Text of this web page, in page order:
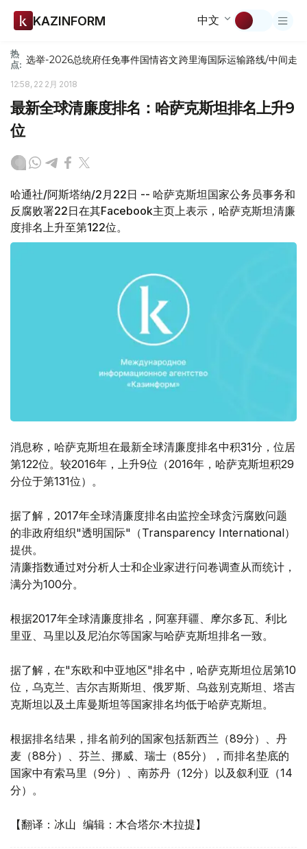
KAZINFORM 中文
热
点: 选举-2026总统府任免事件国情咨文跨里海国际运输路线/中间走廊
12:58, 22 2月 2018
最新全球清廉度排名：哈萨克斯坦排名上升9
位
哈通社/阿斯塔纳/2月22日 -- 哈萨克斯坦国家公务员事务和
反腐败署22日在其Facebook主页上表示，哈萨克斯坦清廉
度排名上升至第122位。
消息称，哈萨克斯坦在最新全球清廉度排名中积31分，位居
第122位。较2016年，上升9位（2016年，哈萨克斯坦积29
分位于第131位）。
据了解，2017年全球清廉度排名由监控全球贪污腐败问题
的非政府组织"透明国际"（Transparency International）
提供。
清廉指数通过对分析人士和企业家进行问卷调查从而统计，
满分为100分。
根据2017年全球清廉度排名，阿塞拜疆、摩尔多瓦、利比
里亚、马里以及尼泊尔等国家与哈萨克斯坦排名一致。
据了解，在"东欧和中亚地区"排名中，哈萨克斯坦位居第10
位，乌克兰、吉尔吉斯斯坦、俄罗斯、乌兹别克斯坦、塔吉
克斯坦以及土库曼斯坦等国家排名均低于哈萨克斯坦。
根据排名结果，排名前列的国家包括新西兰（89分）、丹
麦（88分）、芬兰、挪威、瑞士（85分），而排名垫底的
国家中有索马里（9分）、南苏丹（12分）以及叙利亚（14
分）。
【翻译：冰山 编辑：木合塔尔·木拉提】